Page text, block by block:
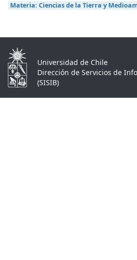
Materia: Ciencias de la Tierra y
Universidad de Chile
Dirección de Servicios de
(SISIB)